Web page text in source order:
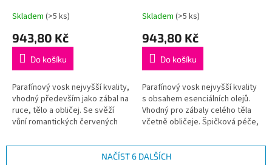
Skladem (>5 ks)
943,80 Kč
Do košíku
Parafínový vosk nejvyšší kvality,
vhodný především jako zábal na
ruce, tělo a obličej. Se svěží
vůní romantických červených
Limitovaná edice.
Skladem (>5 ks)
943,80 Kč
Do košíku
Parafínový vosk nejvyšší kvality
s obsahem esenciálních olejů.
Vhodný pro zábaly celého těla
včetně obličeje. Špičková péče,
nádherná vůně. 2,7...
NAČÍST 6 DALŠÍCH